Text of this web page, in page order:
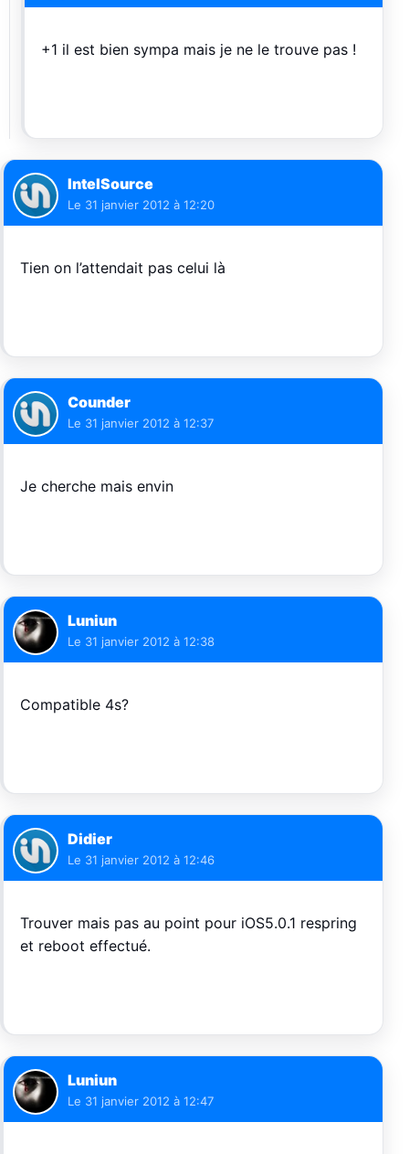
+1 il est bien sympa mais je ne le trouve pas !
IntelSource
Le 31 janvier 2012 à 12:20
Tien on l’attendait pas celui là
Counder
Le 31 janvier 2012 à 12:37
Je cherche mais envin
Luniun
Le 31 janvier 2012 à 12:38
Compatible 4s?
Didier
Le 31 janvier 2012 à 12:46
Trouver mais pas au point pour iOS5.0.1 respring
et reboot effectué.
Luniun
Le 31 janvier 2012 à 12:47